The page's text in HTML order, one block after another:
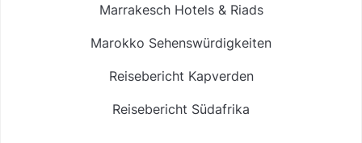
Marrakesch Hotels & Riads
Marokko Sehenswürdigkeiten
Reisebericht Kapverden
Reisebericht Südafrika